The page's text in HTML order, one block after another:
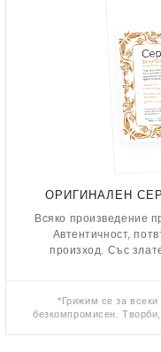
ОРИГИНАЛЕН
Всяко произведение
Автентичност,
произход. Със
*Грижим се за
безкомпромисен. Творби,